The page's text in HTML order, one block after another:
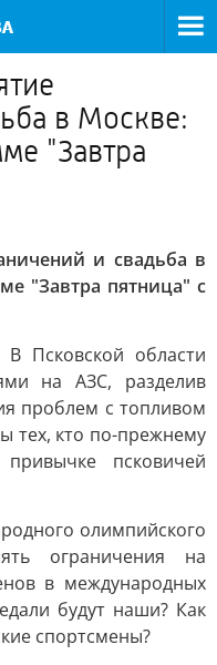
в Москве:
"Завтра
и свадьба в
"Завтра пятница" с
Псковской области
на АЗС, разделив
проблем с топливом
тех, кто по-прежнему
псковичей
олимпийского
ограничения на
в международных
будут наши? Как
спортсмены?